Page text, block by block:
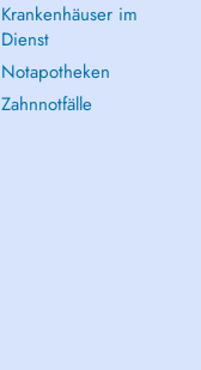
Krankenhäuser im
Dienst
Notapotheken
Zahnnotfälle